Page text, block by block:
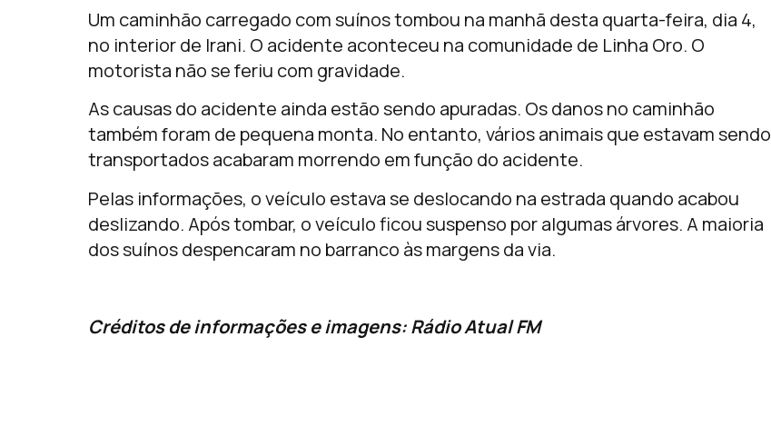
Um caminhão carregado com suínos tombou na manhã desta quarta-feira, dia 4,
no interior de Irani. O acidente aconteceu na comunidade de Linha Oro. O
motorista não se feriu com gravidade.
As causas do acidente ainda estão sendo apuradas. Os danos no caminhão
também foram de pequena monta. No entanto, vários animais que estavam sendo
transportados acabaram morrendo em função do acidente.
Pelas informações, o veículo estava se deslocando na estrada quando acabou
deslizando. Após tombar, o veículo ficou suspenso por algumas árvores. A maioria
dos suínos despencaram no barranco às margens da via.
Créditos de informações e imagens: Rádio Atual FM